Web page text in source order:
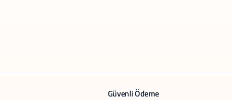
Güvenli Ödeme